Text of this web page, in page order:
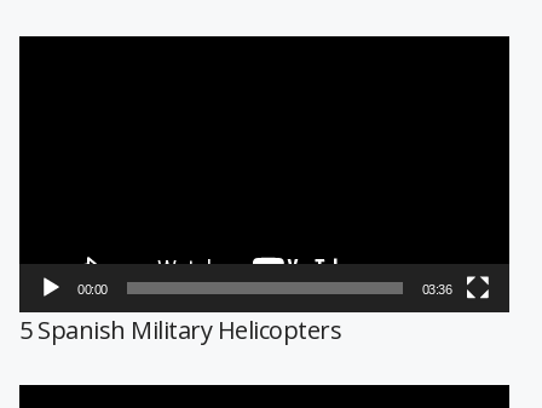
00:00 03:36
5 Spanish Military Helicopters